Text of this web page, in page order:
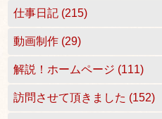
仕事日記 (215)
動画制作 (29)
解説！ホームページ (111)
訪問させて頂きました (152)